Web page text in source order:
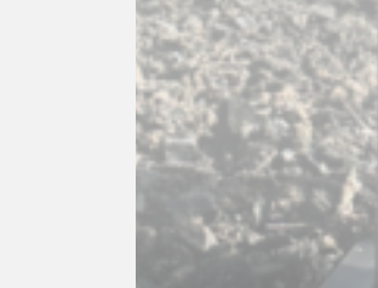
Naručite naš roštilj brzo i
jednostavno – jednim klikom
preusmjeravamo vas na
stranicu za narudžbu gdje
samo upišete svoje podatke i
odmah naručite.